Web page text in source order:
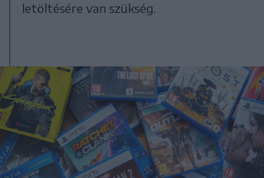
letöltésére van szükség.